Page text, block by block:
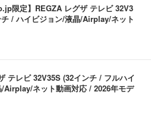
限定】REGZA レグザ テレビ 32V3
/ ハイビジョン/液晶/Airplay/ネット
テレビ 32V35S (32インチ / フルハイ
/Airplay/ネット動画対応 / 2026年モデ